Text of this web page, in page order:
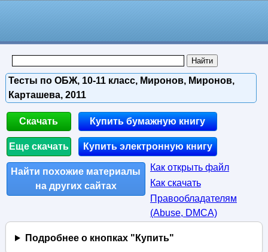
Тесты по ОБЖ, 10-11 класс, Миронов, Миронов,
Карташева, 2011
Скачать
Еще скачать
Купить бумажную книгу
Купить электронную книгу
Найти похожие материалы
на других сайтах
Как открыть файл
Как скачать
Правообладателям
(Abuse, DMСA)
Подробнее о кнопках "Купить"